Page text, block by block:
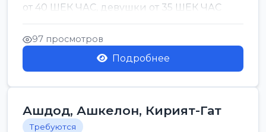
от 40 ШЕК ЧАС, девушки от 35 ШЕК ЧАС
БОНУСЫ 1500 ШЕК ...
97 просмотров
Подробнее
Ашдод, Ашкелон, Кирият-Гат
Требуются